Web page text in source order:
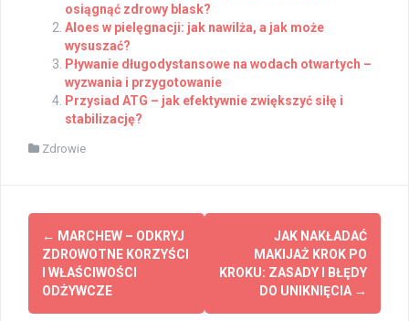
osiągnąć zdrowy blask?
Aloes w pielęgnacji: jak nawilża, a jak może
wysuszać?
Pływanie długodystansowe na wodach otwartych –
wyzwania i przygotowanie
Przysiad ATG – jak efektywnie zwiększyć siłę i
stabilizację?
Zdrowie
Post
navigation
← MARCHEW – ODKRYJ
ZDROWOTNE KORZYŚCI
I WŁAŚCIWOŚCI
ODŻYWCZE
JAK NAKŁADAĆ
MAKIJAŻ KROK PO
KROKU: ZASADY I BŁĘDY
DO UNIKNIĘCIA →